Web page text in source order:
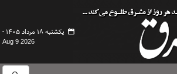
یکشنبه ۱۸ مرداد ۱۴۰۵ -
Aug 9 2026